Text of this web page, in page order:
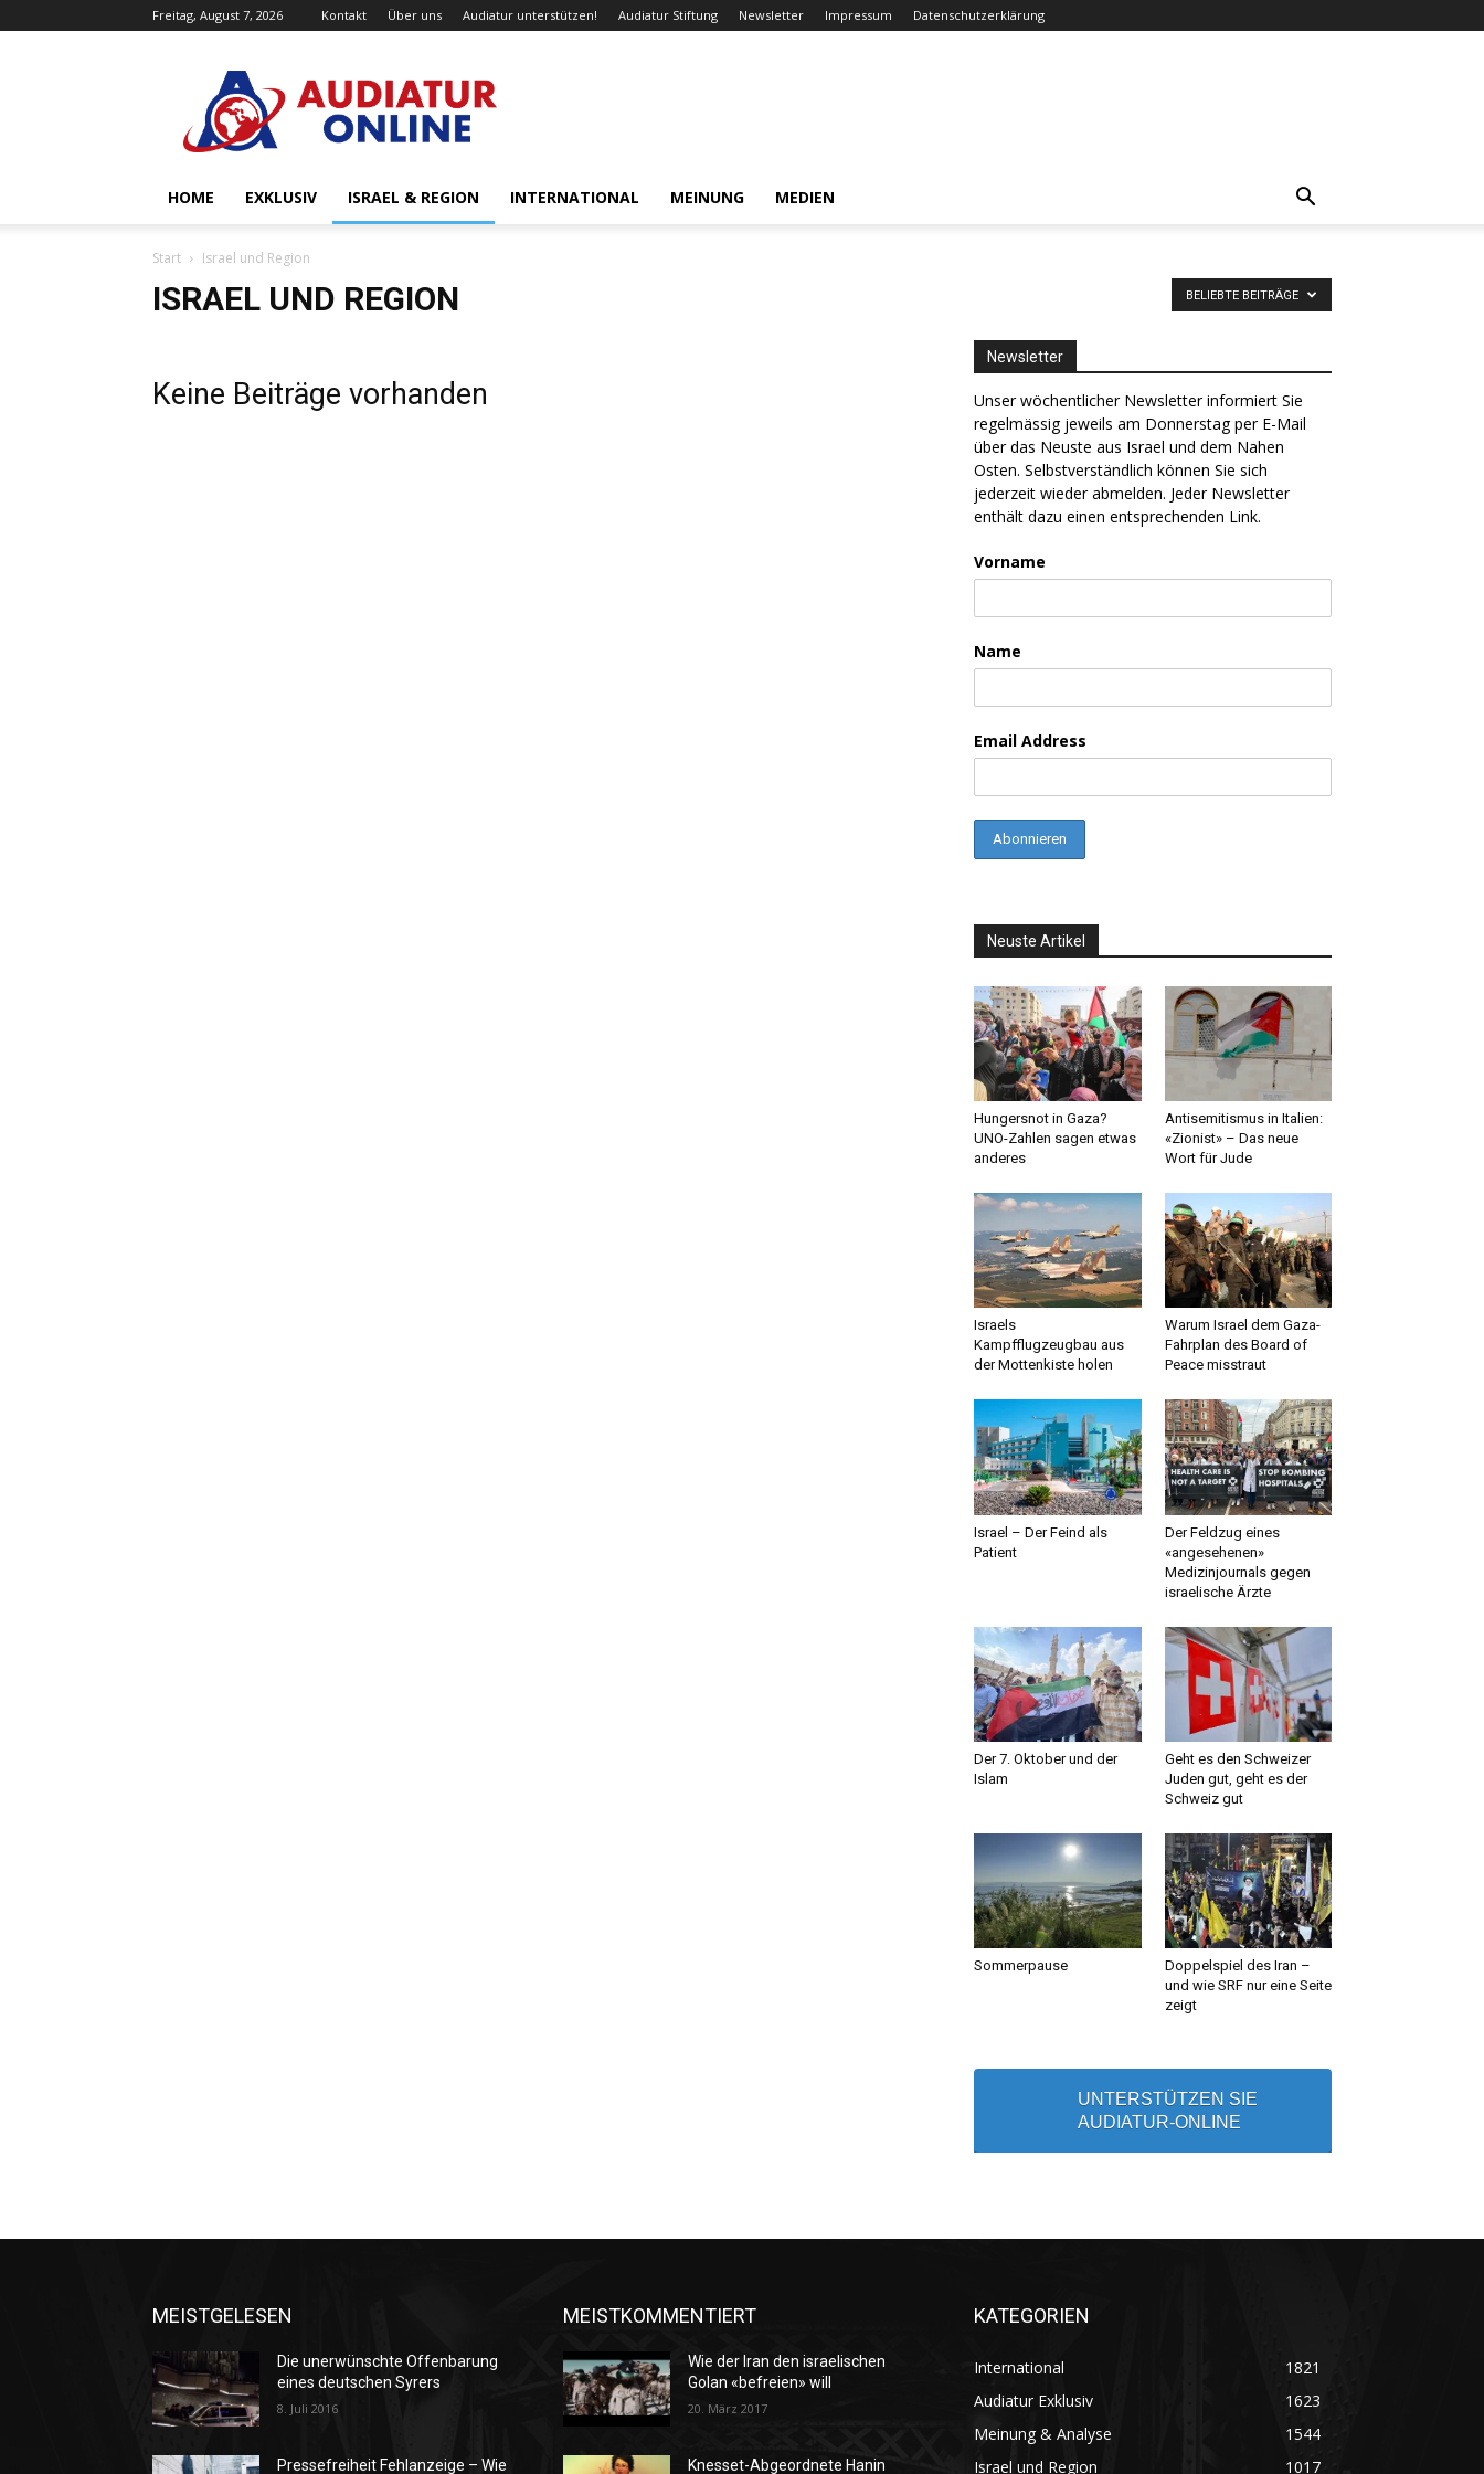
Freitag, August 7, 2026 Kontakt Über uns Audiatur unterstützen! Audiatur Stiftung Newsletter Impressum Datenschutzerklärung
Online
HOME EXKLUSIV ISRAEL & REGION INTERNATIONAL MEINUNG MEDIEN
Start Israel und Region
ISRAEL UND REGION BELIEBTE BEITRÄGE
Keine Beiträge vorhanden
Newsletter
Unser wöchentlicher Newsletter informiert Sie
regelmässig jeweils am Donnerstag per E-Mail
über das Neuste aus Israel und dem Nahen
Osten. Selbstverständlich können Sie sich
jederzeit wieder abmelden. Jeder Newsletter
enthält dazu einen entsprechenden Link.
Vorname
Name
Email Address
Neuste Artikel
Hungersnot in Gaza?
UNO-Zahlen sagen etwas
anderes
Antisemitismus in Italien:
«Zionist» – Das neue
Wort für Jude
Israels
Kampfflugzeugbau aus
der Mottenkiste holen
Warum Israel dem Gaza-
Fahrplan des Board of
Peace misstraut
Israel – Der Feind als
Patient
Der Feldzug eines
«angesehenen»
Medizinjournals gegen
israelische Ärzte
Der 7. Oktober und der
Islam
Geht es den Schweizer
Juden gut, geht es der
Schweiz gut
Sommerpause
Doppelspiel des Iran –
und wie SRF nur eine Seite
zeigt
UNTERSTÜTZEN SIE
AUDIATUR-ONLINE
MEISTGELESEN
Die unerwünschte Offenbarung
eines deutschen Syrers
8. Juli 2016
Pressefreiheit Fehlanzeige – Wie
MEISTKOMMENTIERT
Wie der Iran den israelischen
Golan «befreien» will
20. März 2017
Knesset-Abgeordnete Hanin
KATEGORIEN
International
1821
Audiatur Exklusiv
1623
Meinung & Analyse
1544
Israel und Region
1017